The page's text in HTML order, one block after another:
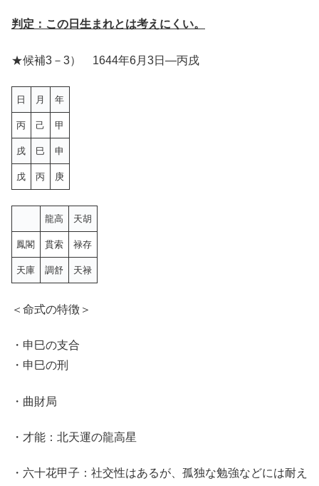
判定：この日生まれとは考えにくい。
★候補3－3） 1644年6月3日—丙戌
日 月 年
丙 己 甲
戌 巳 申
戊 丙 庚
龍高 天胡
鳳閣 貫索 禄存
天庫 調舒 天禄
＜命式の特徴＞
・申巳の支合
・申巳の刑
・曲財局
・才能：北天運の龍高星
・六十花甲子：社交性はあるが、孤独な勉強などには耐え